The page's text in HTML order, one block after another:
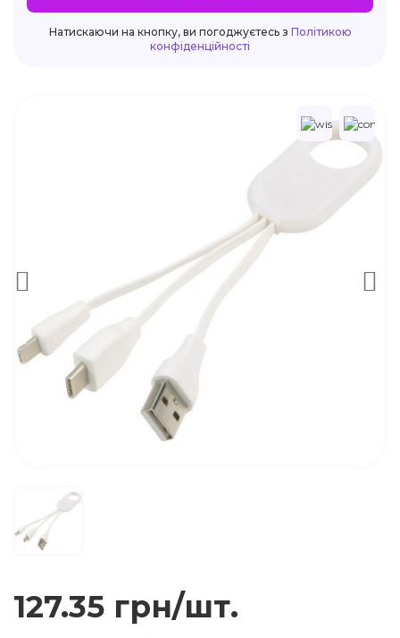
Натискаючи на кнопку, ви погоджуєтесь з Політикою
конфіденційності
127.35 грн/шт.